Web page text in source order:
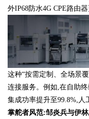
外IP68防水4G CPE路由
这种“按需定制、全场景
连接服务。例如,在自助
集成功率提升至99.8%,人
掌舵者风范:邹炎兵与伊